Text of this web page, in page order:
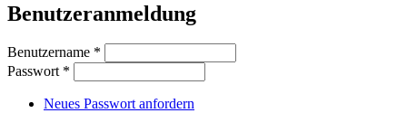
Benutzeranmeldung
Benutzername *
Passwort *
Neues Passwort anfordern